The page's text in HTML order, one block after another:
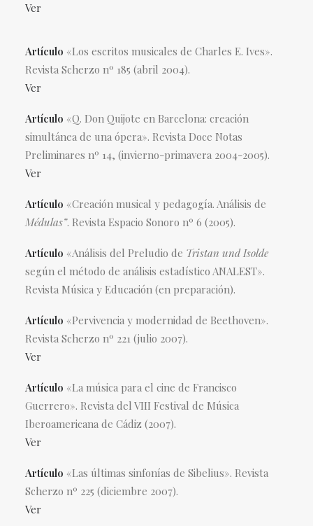
Ver
Artículo «Los escritos musicales de Charles E. Ives».
Revista Scherzo nº 185 (abril 2004).
Ver
Artículo «Q. Don Quijote en Barcelona: creación
simultánea de una ópera». Revista Doce Notas
Preliminares nº 14, (invierno-primavera 2004-2005).
Ver
Artículo «Creación musical y pedagogía. Análisis de
Médulas”. Revista Espacio Sonoro nº 6 (2005).
Artículo «Análisis del Preludio de Tristan und Isolde
según el método de análisis estadístico ANALEST».
Revista Música y Educación (en preparación).
Artículo «Pervivencia y modernidad de Beethoven».
Revista Scherzo nº 221 (julio 2007).
Ver
Artículo «La música para el cine de Francisco
Guerrero». Revista del VIII Festival de Música
Iberoamericana de Cádiz (2007).
Ver
Artículo «Las últimas sinfonías de Sibelius». Revista
Scherzo nº 225 (diciembre 2007).
Ver